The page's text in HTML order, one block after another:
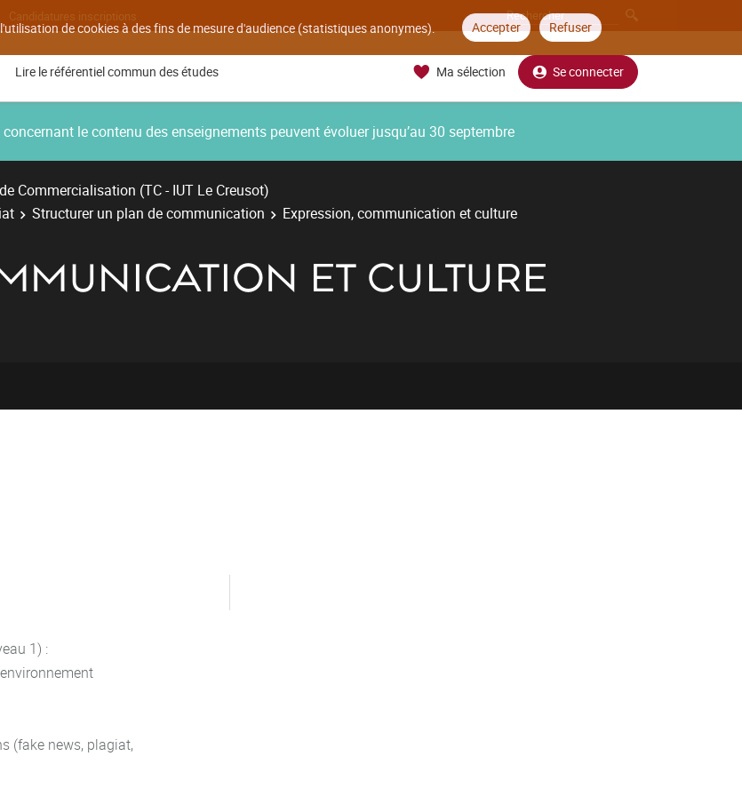
de cookies à des fins de mesure d'audience (statistiques anonymes). Accepter Refuser
Candidatures inscriptions
Lire le référentiel commun des études Ma sélection Se connecter
le contenu des enseignements peuvent évoluer jusqu’au 30 septembre
Commercialisation (TC - IUT Le Creusot)
Structurer un plan de communication Expression, communication et culture
ET CULTURE
1) :
(fake news, plagiat,